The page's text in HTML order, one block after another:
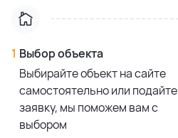
1 Выбор объекта
Выбирайте объект на сайте
самостоятельно или подайте
заявку, мы поможем вам с
выбором